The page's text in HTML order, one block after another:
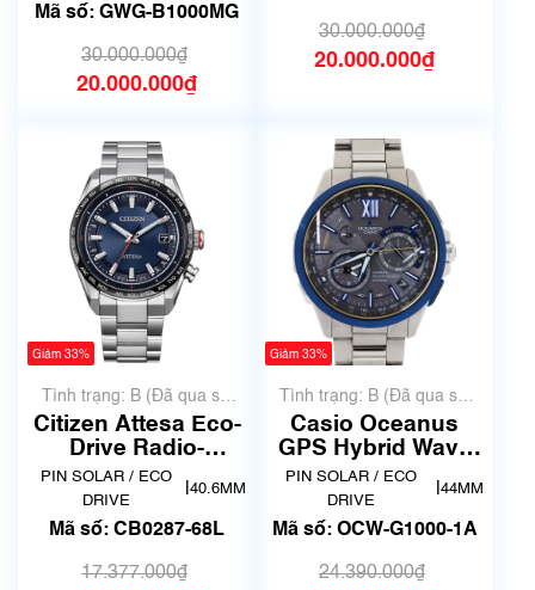
Mã số: GWG-B1000MG
30.000.000₫
20.000.000₫
30.000.000₫
20.000.000₫
Giảm 33%
Tình trạng: B (Đã qua sử
dụng, hàng đẹp, có chút
xước dăm)
Citizen Attesa Eco-
Drive Radio-
Controlled CB0287-
68L
PIN SOLAR / ECO
DRIVE
40.6MM
Mã số: CB0287-68L
17.377.000₫
Giảm 33%
Tình trạng: B (Đã qua sử
dụng, hàng đẹp, có chút
xước dăm)
Casio Oceanus
GPS Hybrid Wave
Ceptor Titanium
OCW-G1000-1A
PIN SOLAR / ECO
DRIVE
44MM
Mã số: OCW-G1000-1A
24.390.000₫